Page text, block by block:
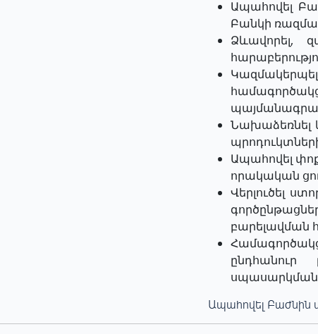
Ապահովել
Բանկի
Ձևավորել,
Նախաձեռնել
Ապահովել
որակական
Վերլուծել
բարելավման
Ապահովել Բաժնին